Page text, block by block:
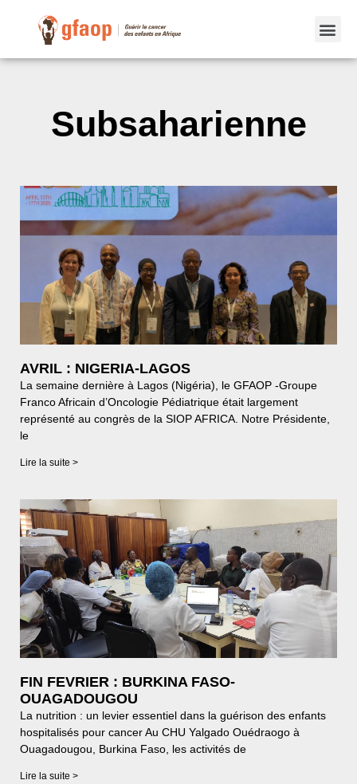
Subsaharienne
AVRIL : NIGERIA-LAGOS
La semaine dernière à Lagos (Nigéria), le GFAOP -Groupe
Franco Africain d’Oncologie Pédiatrique était largement
représenté au congrès de la SIOP AFRICA. Notre Présidente,
le
Lire la suite >
FIN FEVRIER : BURKINA FASO-
OUAGADOUGOU
La nutrition : un levier essentiel dans la guérison des enfants
hospitalisés pour cancer Au CHU Yalgado Ouédraogo à
Ouagadougou, Burkina Faso, les activités de
Lire la suite >